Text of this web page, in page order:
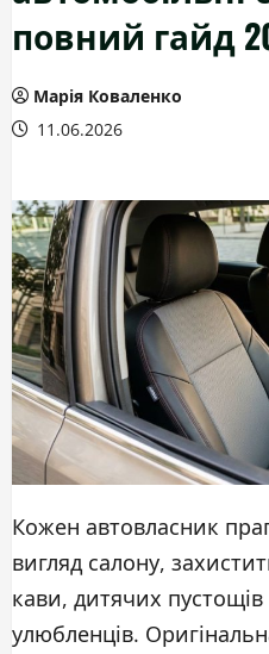
повний гайд
Марія Коваленко
11.06.2026
Кожен автовласник
вигляд салону,
кави, дитячих пустощів
улюбленців.